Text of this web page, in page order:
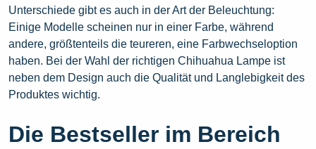
Unterschiede gibt es auch in der Art der Beleuchtung:
Einige Modelle scheinen nur in einer Farbe, während
andere, größtenteils die teureren, eine Farbwechseloption
haben. Bei der Wahl der richtigen Chihuahua Lampe ist
neben dem Design auch die Qualität und Langlebigkeit des
Produktes wichtig.
Die Bestseller im Bereich